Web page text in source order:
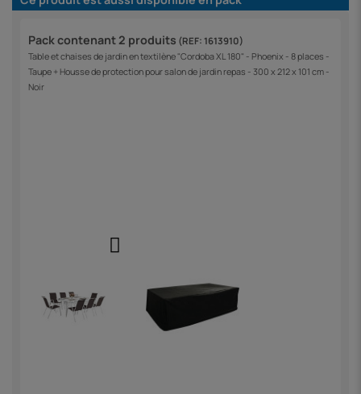
Pack contenant 2 produits (REF: 1613910)
Table et chaises de jardin en textilène "Cordoba XL 180" - Phoenix - 8 places -
Taupe + Housse de protection pour salon de jardin repas - 300 x 212 x 101 cm -
Noir